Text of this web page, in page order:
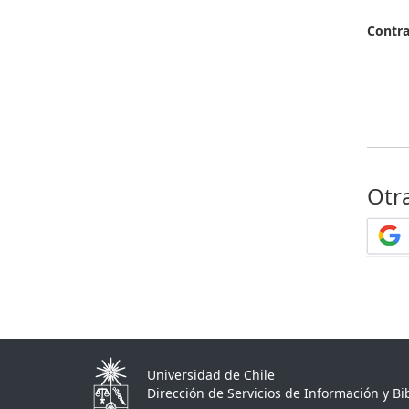
Universidad de Chile
Dirección de Servicios de Información y